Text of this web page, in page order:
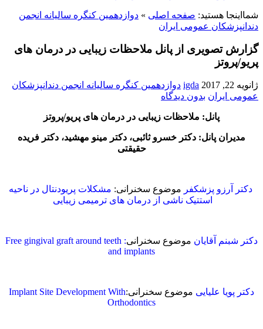
شمااینجا هستید: صفحه اصلی » دوازدهمین کنگره سالیانه انجمن
دندانپزشکان عمومی ایران
گزارش تصویری از پانل ملاحظات زیبایی در درمان های
پریو/پروتز
ژانویه 22, 2017 igda دوازدهمین کنگره سالیانه انجمن دندانپزشکان
عمومی ایران بدون دیدگاه
پانل: ملاحظات زیبایی در درمان های پریو/پروتز
مدیران پانل: دکتر خسرو ثائبی، دکتر مینو مهشید، دکتر فریده
حقیقتی
دکتر آرزو پزشکفر موضوع سخنرانی: مشکلات پریودنتال در ناحیه
استتیک ناشی از درمان های ترمیمی زیبایی
دکتر شبنم آقایان موضوع سخنرانی : Free gingival graft around teeth
and implants
دکتر پویا علیایی موضوع سخنرانی:Implant Site Development With
Orthodontics